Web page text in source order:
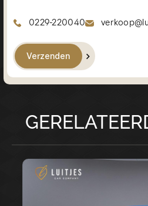
0229-220040
Verzenden